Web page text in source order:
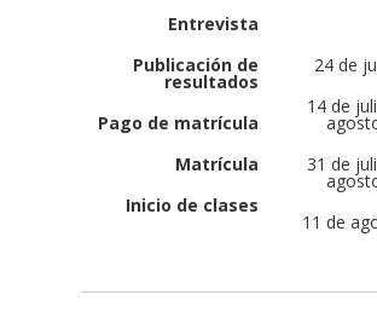
Entrevista
Publicación de
resultados
Pago de matrícula
Matrícula
Inicio de clases
24 de
14 de
31 de
11 de